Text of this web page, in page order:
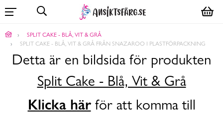
SPLIT CAKE - BLÅ, VIT & GRÅ
SPLIT CAKE - BLÅ, VIT & GRÅ FRÅN SNAZAROO I PLASTFÖRPACKNING
Detta är en bildsida för produkten
Split Cake - Blå, Vit & Grå
Klicka härför att komma till